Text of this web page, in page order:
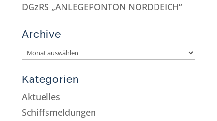
DGzRS „ANLEGEPONTON NORDDEICH“
Archive
Kategorien
Aktuelles
Schiffsmeldungen